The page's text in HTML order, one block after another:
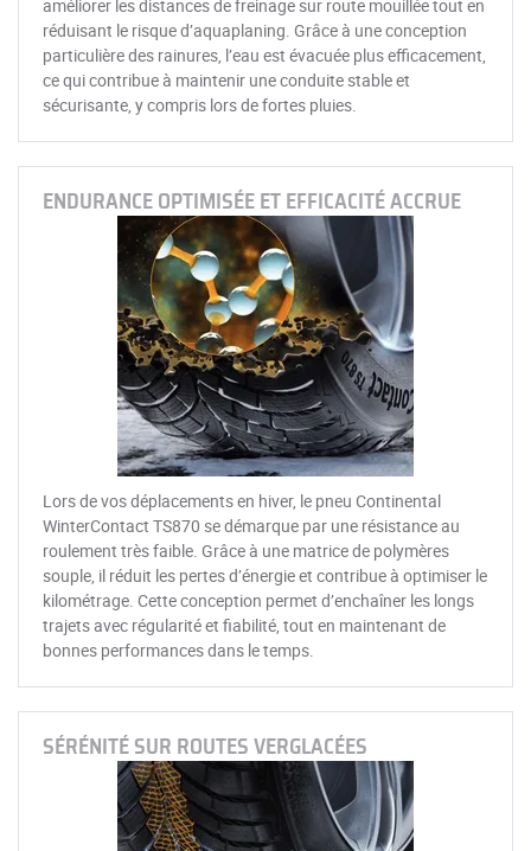
améliorer les distances de freinage sur route mouillée tout en
réduisant le risque d’aquaplaning. Grâce à une conception
particulière des rainures, l’eau est évacuée plus efficacement,
ce qui contribue à maintenir une conduite stable et
sécurisante, y compris lors de fortes pluies.
ENDURANCE OPTIMISÉE ET EFFICACITÉ ACCRUE
Lors de vos déplacements en hiver, le pneu Continental
WinterContact TS870 se démarque par une résistance au
roulement très faible. Grâce à une matrice de polymères
souple, il réduit les pertes d’énergie et contribue à optimiser le
kilométrage. Cette conception permet d’enchaîner les longs
trajets avec régularité et fiabilité, tout en maintenant de
bonnes performances dans le temps.
SÉRÉNITÉ SUR ROUTES VERGLACÉES